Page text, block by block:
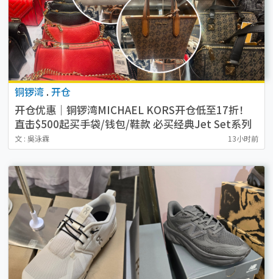
铜锣湾 . 开仓
开仓优惠｜铜锣湾MICHAEL KORS开仓低至17折！
直击$500起买手袋/钱包/鞋款 必买经典Jet Set系列
文 : 吳泳霖 13小时前